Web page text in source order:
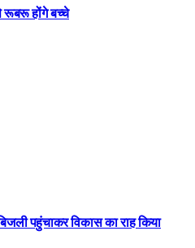
होंगे बच्चे
पहुंचाकर विकास का राह किया